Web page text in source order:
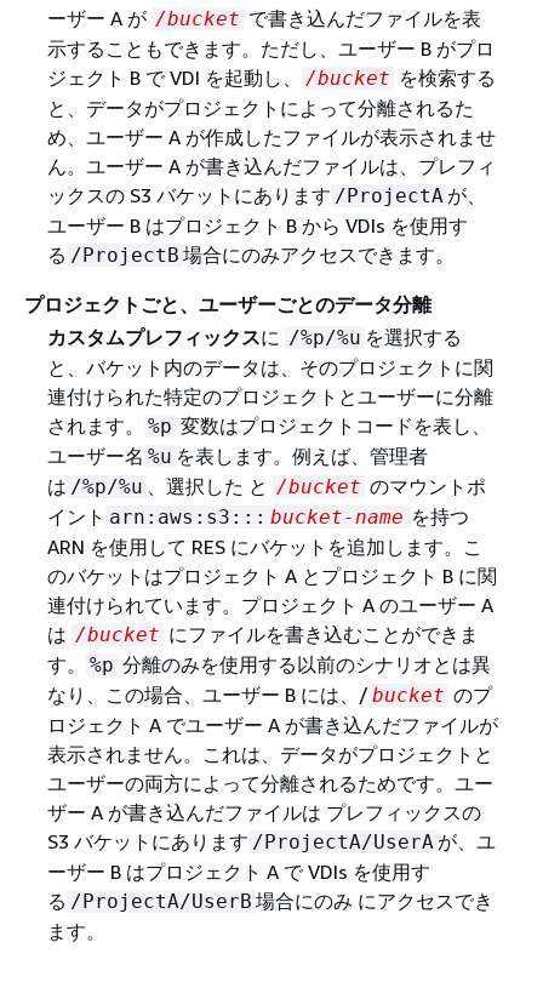
ーザー A が /bucket で書き込んだファイルを表
示することもできます。ただし、ユーザー B がプロ
ジェクト B で VDI を起動し、
/bucket を検索する
と、データがプロジェクトによって分離されるた
め、ユーザー A が作成したファイルが表示されませ
ん。ユーザー A が書き込んだファイルは、プレフィ
ックスの S3 バケットにあります /ProjectA が、
ユーザー B はプロジェクト B から VDIs を使用す
る /ProjectB 場合にのみアクセスできます。
プロジェクトごと、ユーザーごとのデータ分離
カスタムプレフィックスに /%p/%u を選択する
と、バケット内のデータは、そのプロジェクトに関
連付けられた特定のプロジェクトとユーザーに分離
されます。
%p 変数はプロジェクトコードを表し、
ユーザー名 %u を表します。例えば、管理者
は /%p/%u 、選択した と /bucket のマウントポ
イント arn:aws:s3::: bucket-name を持つ
ARN を使用して RES にバケットを追加します。こ
のバケットはプロジェクト A とプロジェクト B に関
連付けられています。プロジェクト A のユーザー A
は /bucket にファイルを書き込むことができま
す。
%p 分離のみを使用する以前のシナリオとは異
なり、この場合、ユーザー B には、/bucket のプ
ロジェクト A でユーザー A が書き込んだファイルが
表示されません。これは、データがプロジェクトと
ユーザーの両方によって分離されるためです。ユー
ザー A が書き込んだファイルは プレフィックスの
S3 バケットにあります /ProjectA/UserA が、ユ
ーザー B はプロジェクト A で VDIs を使用す
る /ProjectA/UserB 場合にのみ にアクセスでき
ます。